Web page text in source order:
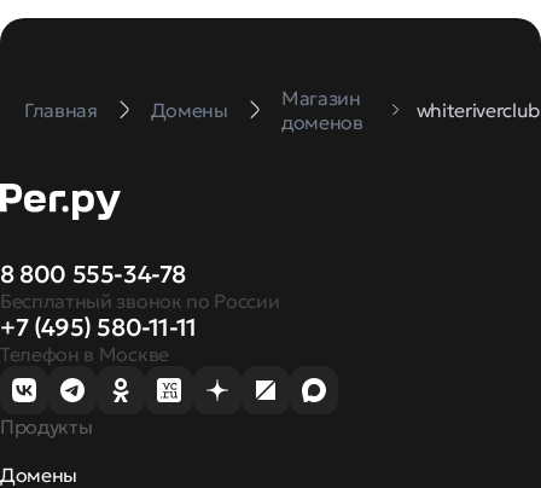
Главная Домены
Магазин
доменов
8 800 555-34-78
Бесплатный звонок по России
+7 (495) 580-11-11
Телефон в Москве
Продукты
Домены